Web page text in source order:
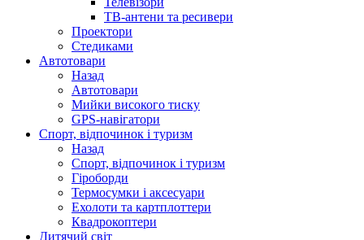
ТВ-антени та ресивери
Проектори
Стедиками
Автотовари
Назад
Автотовари
Мийки високого тиску
GPS-навігатори
Спорт, відпочинок і туризм
Назад
Спорт, відпочинок і туризм
Гіроборди
Термосумки і аксесуари
Ехолоти та картплоттери
Квадрокоптери
Дитячий світ